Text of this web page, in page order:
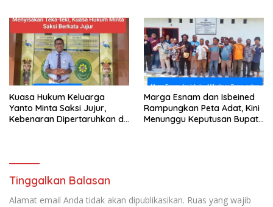
Kuasa Hukum Keluarga
Yanto Minta Saksi Jujur,
Kebenaran Dipertaruhkan di
Marga Esnam dan Isbeined
Rampungkan Peta Adat, Kini
Menunggu Keputusan Bupati
Tinggalkan Balasan
Alamat email Anda tidak akan dipublikasikan. Ruas yang wajib